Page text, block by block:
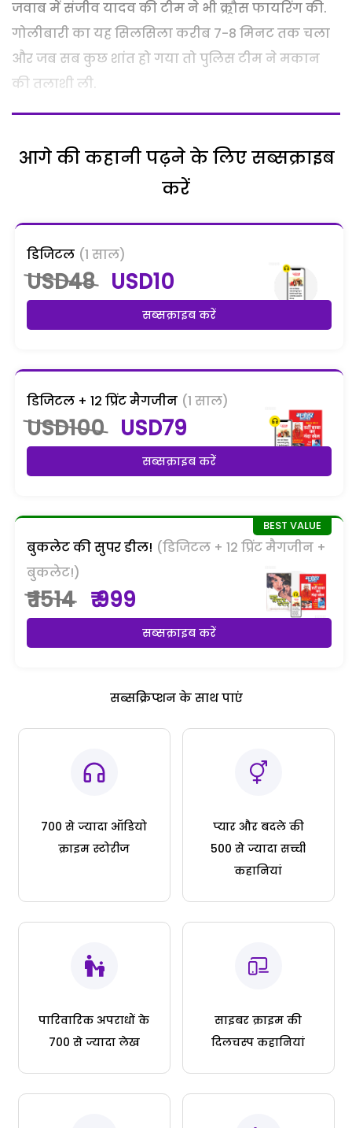
जवाब में संजीव यादव की टीम ने भी क्र्रौस फायरिंग की.
गोलीबारी का यह सिलसिला करीब 7-8 मिनट तक चला
और जब सब कुछ शांत हो गया तो पुलिस टीम ने मकान
की तलाशी ली.
आगे की कहानी पढ़ने के लिए सब्सक्राइब
करें
डिजिटल (1 साल)
USD48 USD10
सब्सक्राइब करें
डिजिटल + 12 प्रिंट मैगजीन (1 साल)
USD100 USD79
सब्सक्राइब करें
बुकलेट की सुपर डील! (डिजिटल + 12 प्रिंट मैगजीन +
बुकलेट!)
₹ 1514 ₹ 999
सब्सक्राइब करें
सब्सक्रिप्शन के साथ पाएं
700 से ज्यादा ऑडियो
क्राइम स्टोरीज
प्यार और बदले की
500 से ज्यादा सच्ची
कहानियां
पारिवारिक अपराधों के
700 से ज्यादा लेख
साइबर क्राइम की
दिलचस्प कहानियां